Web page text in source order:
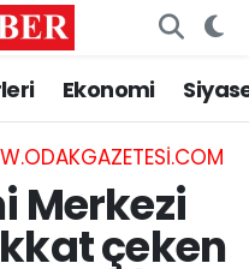
Ekonomi
Merkezi
çeken